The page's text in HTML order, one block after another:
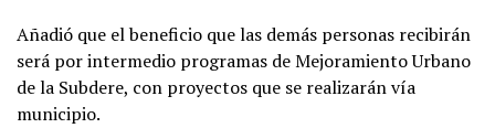
Añadió que el beneficio que las demás personas recibirán
será por intermedio programas de Mejoramiento Urbano
de la Subdere, con proyectos que se realizarán vía
municipio.